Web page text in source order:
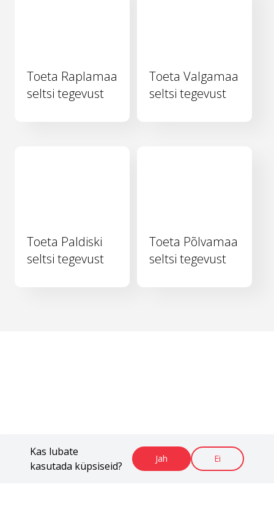
Kas lubate
kasutada küpsiseid?
Jah Ei
Toeta Raplamaa
seltsi tegevust
Toeta Valgamaa
seltsi tegevust
Toeta Paldiski
seltsi tegevust
Toeta Põlvamaa
seltsi tegevust